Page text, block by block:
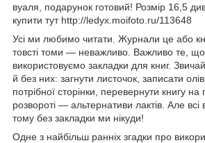
вуаля, подарунок готовий! Розмір 16,5
купити тут http://ledyx.moifoto.ru/113648
Усі ми любимо читати. Журнали це або
товсті томи — неважливо. Важливо те, що
використовуємо закладки для книг.
й без них: загнути листочок, записати
потрібної сторінки, перевернути книгу на
розвороті — альтернативи лактів. Але
тому без закладки ми нікуди!
Одне з найбільш ранніх згадки про